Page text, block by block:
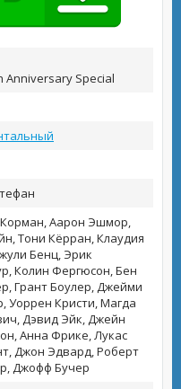
Anniversary Special
Аарон Эшмор,
Тони Кёрран, Клаудия
Бенц, Эрик
Колин Фергюсон, Бен
Грант Боулер, Джейми
Уоррен Кристи, Магда
Дэвид Эйк, Джейн
Анна Фрике, Лукас
Джон Эдвард, Роберт
Джофф Бучер